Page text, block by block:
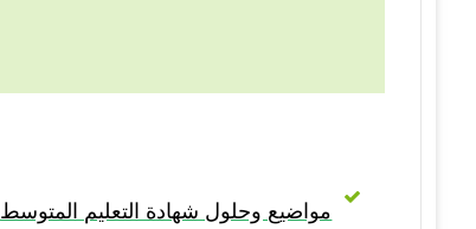
مواضيع وحلول شهادة التعليم المتوسط 2020 – BEM 2020